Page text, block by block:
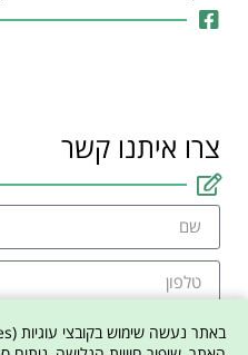
צרו איתנו קשר